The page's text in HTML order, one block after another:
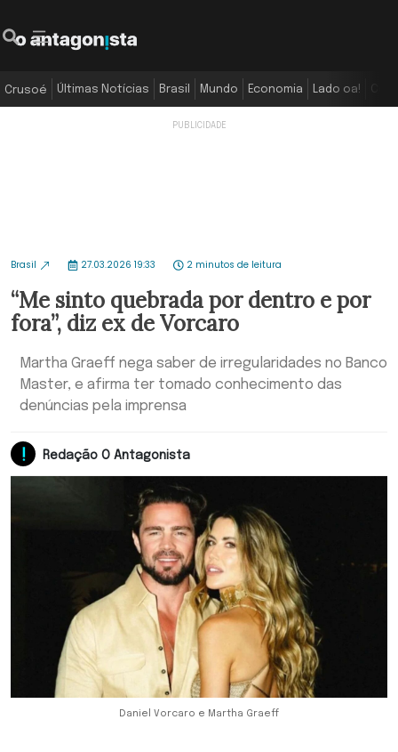
Crusoé Últimas Notícias Brasil Mundo Economia Lado oa!
Brasil 27.03.2026 19:33 2 minutos de leitura
“Me sinto quebrada por dentro e por
fora”, diz ex de Vorcaro
Martha Graeff nega saber de irregularidades no Banco
Master, e afirma ter tomado conhecimento das
denúncias pela imprensa
Redação O Antagonista
Daniel Vorcaro e Martha Graeff